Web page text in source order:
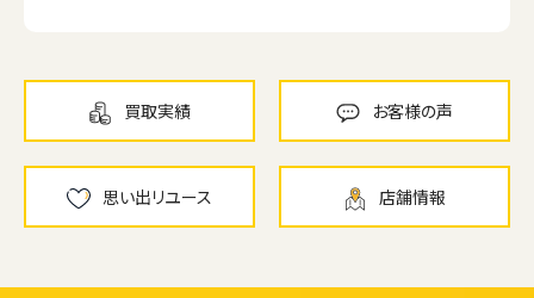
買取実績 お客様の声
思い出リユース 店舗情報